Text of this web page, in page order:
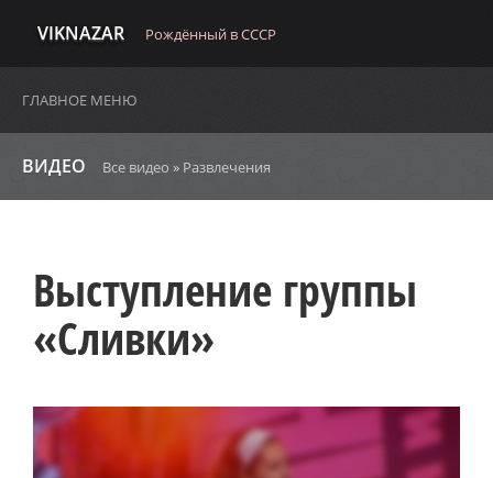
VIKNAZAR Рождённый в СССР
ГЛАВНОЕ МЕНЮ
ВИДЕО Все видео » Развлечения
Выступление группы
«Сливки»